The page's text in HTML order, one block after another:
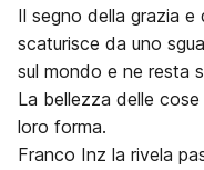
Il segno della grazia e
scaturisce da uno
sul mondo e ne resta
La bellezza delle
loro forma.
Franco Inz la rivela